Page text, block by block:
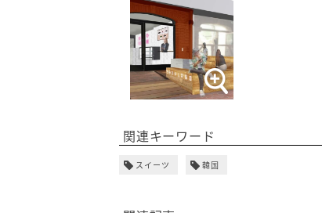
関連キーワード
スイーツ 韓国